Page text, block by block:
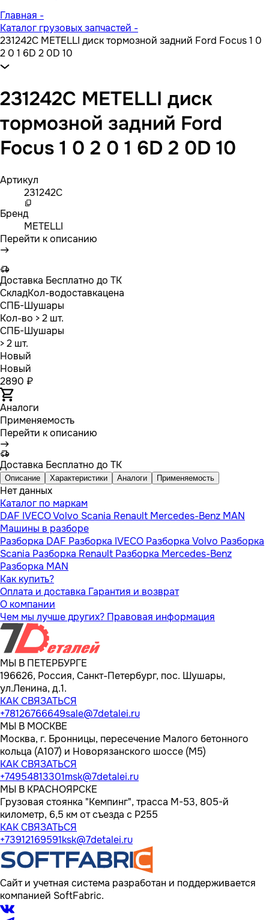
Главная -
Каталог грузовых запчастей -
231242C METELLI диск тормозной задний Ford Focus 1 0
2 0 1 6D 2 0D 10
231242C METELLI диск
тормозной задний Ford
Focus 1 0 2 0 1 6D 2 0D 10
Артикул
231242C
Бренд
METELLI
Перейти к описанию
Доставка Бесплатно до ТК
СкладКол-водоставкацена
СПБ-Шушары
Кол-во > 2 шт.
СПБ-Шушары
> 2 шт.
Новый
Новый
2890 ₽
Аналоги
Применяемость
Перейти к описанию
Доставка Бесплатно до ТК
Описание Характеристики Аналоги Применяемость
Нет данных
Каталог по маркам
DAF IVECOVolvo Scania Renault Mercedes-Benz MAN
Машины в разборе
Разборка DAF Разборка IVECO Разборка Volvo Разборка
Scania Разборка Renault Разборка Mercedes-Benz
Разборка MAN
Как купить?
Оплата и доставка Гарантия и возврат
О компании
Чем мы лучше других? Правовая информация
МЫ В ПЕТЕРБУРГЕ
196626, Россия, Санкт-Петербург, пос. Шушары,
ул.Ленина, д.1.
КАК СВЯЗАТЬСЯ
+78126766649sale@7detalei.ru
МЫ В МОСКВЕ
Москва, г. Бронницы, пересечение Малого бетонного
кольца (А107) и Новорязанского шоссе (М5)
КАК СВЯЗАТЬСЯ
+74954813301msk@7detalei.ru
МЫ В КРАСНОЯРСКЕ
Грузовая стоянка "Кемпинг", трасса M-53, 805-й
километр, 6,5 км от съезда с Р255
КАК СВЯЗАТЬСЯ
+73912169591ksk@7detalei.ru
Сайт и учетная система разработан и поддерживается
компанией SoftFabric.